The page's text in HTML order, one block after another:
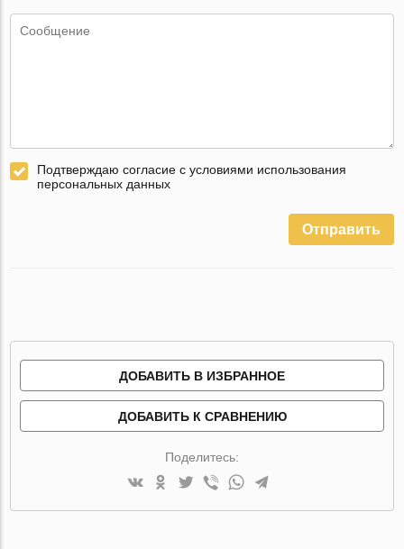
Подтверждаю согласие с условиями использования
персональных данных
Отправить
ДОБАВИТЬ В ИЗБРАННОЕ
ДОБАВИТЬ К СРАВНЕНИЮ
Поделитесь: